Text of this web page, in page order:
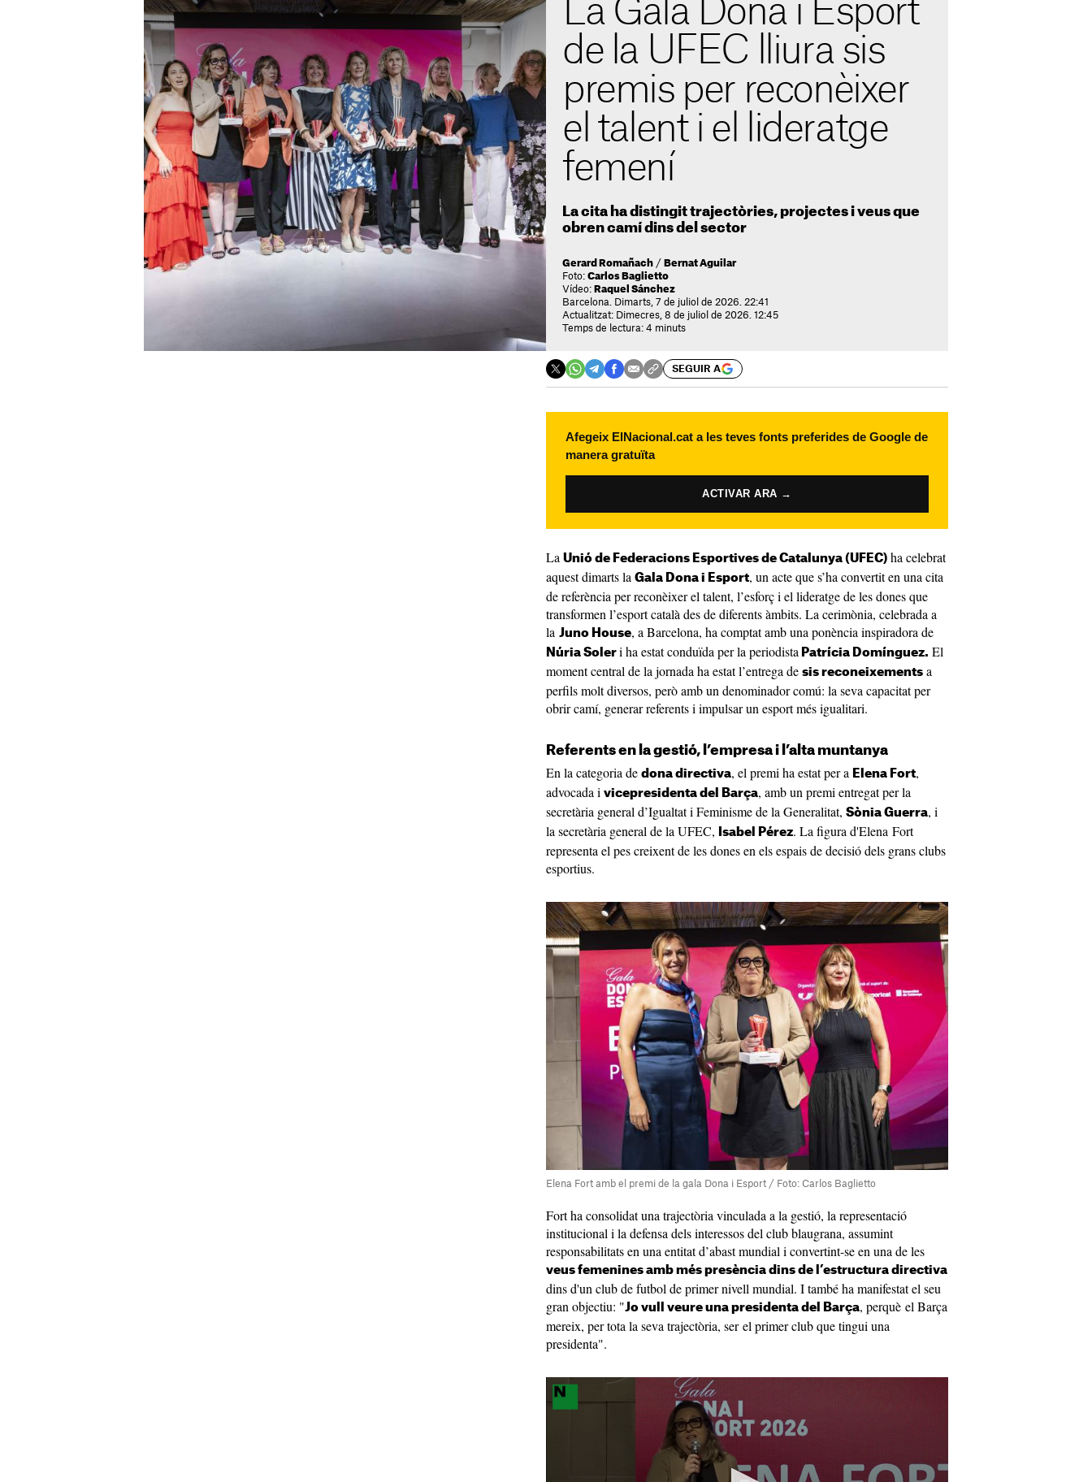
La Gala Dona i Esport
de la UFEC lliura sis
premis per reconèixer
el talent i el lideratge
femení
La cita ha distingit trajectòries, projectes i veus que
obren camí dins del sector
Gerard Romañach / Bernat Aguilar
Foto: Carlos Baglietto
Vídeo: Raquel Sánchez
Barcelona. Dimarts, 7 de juliol de 2026. 22:41
Actualitzat: Dimecres, 8 de juliol de 2026. 12:45
Temps de lectura: 4 minuts
SEGUIR A
Afegeix ElNacional.cat a les teves fonts preferides de Google de
manera gratuïta
ACTIVAR ARA →
La Unió de Federacions Esportives de Catalunya (UFEC) ha celebrat
aquest dimarts la Gala Dona i Esport, un acte que s’ha convertit en una cita
de referència per reconèixer el talent, l’esforç i el lideratge de les dones que
transformen l’esport català des de diferents àmbits. La cerimònia, celebrada a
la Juno House, a Barcelona, ha comptat amb una ponència inspiradora de
Núria Soler i ha estat conduïda per la periodista Patrícia Domínguez. El
moment central de la jornada ha estat l’entrega de sis reconeixements a
perfils molt diversos, però amb un denominador comú: la seva capacitat per
obrir camí, generar referents i impulsar un esport més igualitari.
Referents en la gestió, l’empresa i l’alta muntanya
En la categoria de dona directiva, el premi ha estat per a Elena Fort,
advocada i vicepresidenta del Barça, amb un premi entregat per la
secretària general d’Igualtat i Feminisme de la Generalitat, Sònia Guerra, i
la secretària general de la UFEC,
Isabel Pérez. La figura d'Elena Fort
representa el pes creixent de les dones en els espais de decisió dels grans clubs
esportius.
Elena Fort amb el premi de la gala Dona i Esport / Foto: Carlos Baglietto
Fort ha consolidat una trajectòria vinculada a la gestió, la representació
institucional i la defensa dels interessos del club blaugrana, assumint
responsabilitats en una entitat d’abast mundial i convertint-se en una de les
veus femenines amb més presència dins de l’estructura directiva
dins d'un club de futbol de primer nivell mundial. I també ha manifestat el seu
gran objectiu: "Jo vull veure una presidenta del Barça, perquè el Barça
mereix, per tota la seva trajectòria, ser el primer club que tingui una
presidenta".